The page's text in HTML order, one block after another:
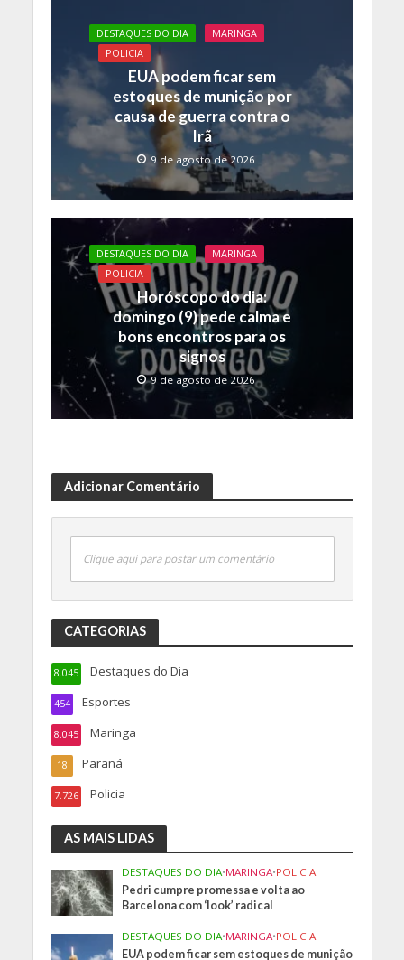
DESTAQUES DO DIA
MARINGA
POLICIA
EUA podem ficar sem
estoques de munição por
causa de guerra contra o
Irã
9 de agosto de 2026
DESTAQUES DO DIA
MARINGA
POLICIA
Horóscopo do dia:
domingo (9) pede calma e
bons encontros para os
signos
9 de agosto de 2026
Adicionar Comentário
Clique aqui para postar um comentário
CATEGORIAS
Destaques do Dia
8.045
Esportes
454
Maringa
8.045
Paraná
18
Policia
7.726
AS MAIS LIDAS
DESTAQUES DO DIA•MARINGA•POLICIA
Pedri cumpre promessa e volta ao
Barcelona com ‘look’ radical
DESTAQUES DO DIA•MARINGA•POLICIA
EUA podem ficar sem estoques de munição